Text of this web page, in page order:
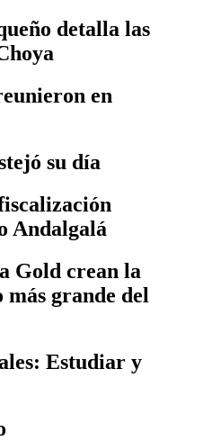
detalla las
en
su día
Andalgalá
Gold crean la
grande del
Estudiar y